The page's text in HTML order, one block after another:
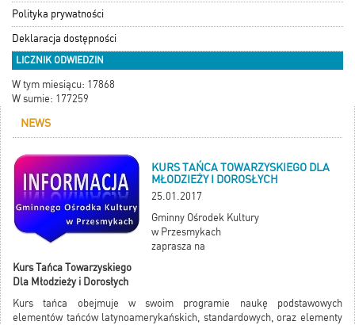
Polityka prywatności
Deklaracja dostępności
LICZNIK ODWIEDZIN
W tym miesiącu: 17868
W sumie: 177259
NEWS
KURS TAŃCA TOWARZYSKIEGO DLA
MŁODZIEŻY I DOROSŁYCH
25.01.2017
Gminny Ośrodek Kultury
w Przesmykach
zaprasza na
Kurs Tańca Towarzyskiego
Dla Młodzieży i Dorosłych
Kurs tańca obejmuje w swoim programie naukę podstawowych
elementów tańców latynoamerykańskich, standardowych, oraz elementy